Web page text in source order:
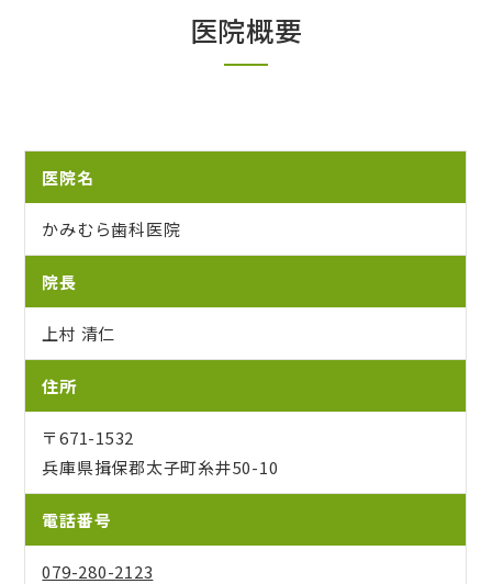
医院概要
医院名
かみむら歯科医院
院長
上村 清仁
住所
〒671-1532
兵庫県揖保郡太子町糸井50-10
電話番号
079-280-2123